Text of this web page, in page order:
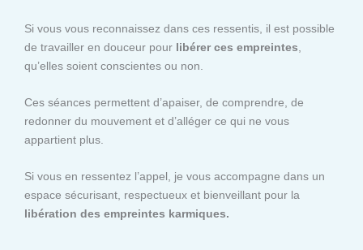
Si vous vous reconnaissez dans ces ressentis, il est possible
de travailler en douceur pour libérer ces empreintes
qu’elles soient conscientes ou non.
Ces séances permettent d’apaiser, de comprendre, de
redonner du mouvement et d’alléger ce qui ne vous
appartient plus.
Si vous en ressentez l’appel, je vous accompagne dans un
espace sécurisant, respectueux et bienveillant pour la
libération des empreintes karmiques.